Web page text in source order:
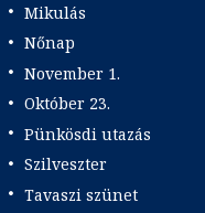
Mikulás
Nőnap
November 1.
Október 23.
Pünkösdi utazás
Szilveszter
Tavaszi szünet